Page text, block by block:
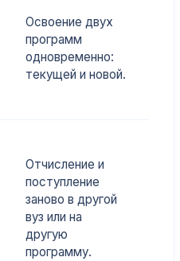
Освоение двух
программ
одновременно:
текущей и новой.
Отчисление и
поступление
заново в другой
вуз или на
другую
программу.